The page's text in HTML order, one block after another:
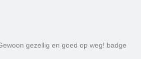
gezellig en goed op weg! badge